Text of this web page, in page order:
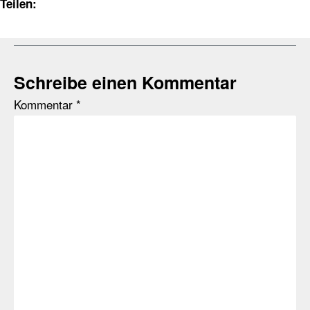
Schreibe einen Kommentar
Kommentar *